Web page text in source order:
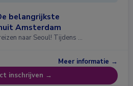
belangrijkste
Amsterdam
naar Seoul! Tijdens …
Meer informatie →
inschrijven →